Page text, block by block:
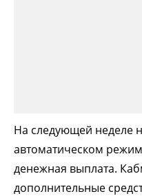
На следующей неделе
автоматическом
денежная выплата.
дополнительные